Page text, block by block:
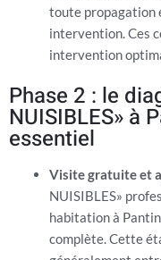
toute propagation
intervention. Ces
intervention
Phase 2 : le
NUISIBLES» à
essentiel
Visite gratuite et
NUISIBLES»
habitation à
complète. Cette